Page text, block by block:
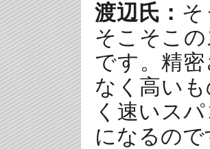
渡辺氏：
そこそこ
です。精
なく高い
く速いス
になるので